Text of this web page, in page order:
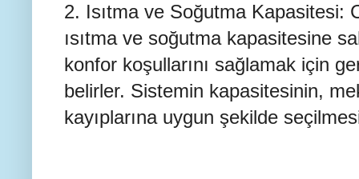
2. Isıtma ve Soğutma Kapasitesi:
ısıtma ve soğutma kapasitesine
konfor koşullarını sağlamak için
belirler. Sistemin kapasitesinin,
kayıplarına uygun şekilde